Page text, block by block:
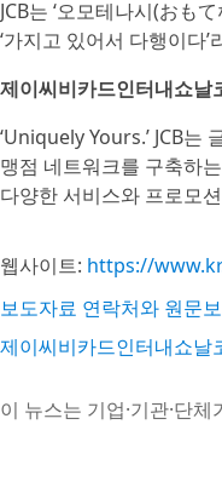
JCB는 ‘오모테나시(おも
‘가지고 있어서 다행이다
제이씨비카드인터내쇼날
‘Uniquely Yours.’ JCB는
맹점 네트워크를 구축하
다양한 서비스와 프로모
웹사이트: https://
보도자료 연락처와 원문
제이씨비카드인터내쇼날
이 뉴스는 기업·기관·단